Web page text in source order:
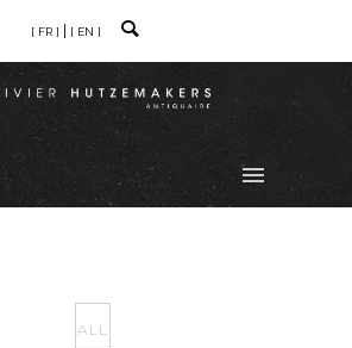
[ FR ] [ EN ]
ALL